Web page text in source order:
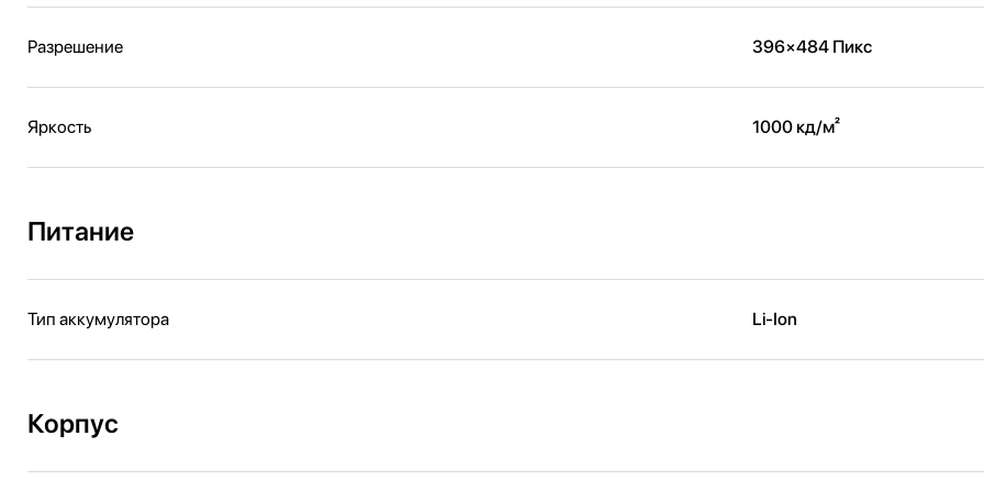
Разрешение 396×484 Пикс
Яркость 1000 кд/ м²
Питание
Тип аккумулятора Li-Ion
Корпус